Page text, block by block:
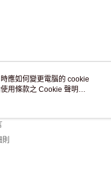
務
應如何變更電腦的 cookie
用條款之 Cookie 聲明使